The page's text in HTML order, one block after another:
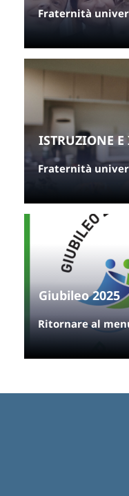
Fraternità
ISTRUZIONE
Fraternità
Giubileo 2025
Ritornare al